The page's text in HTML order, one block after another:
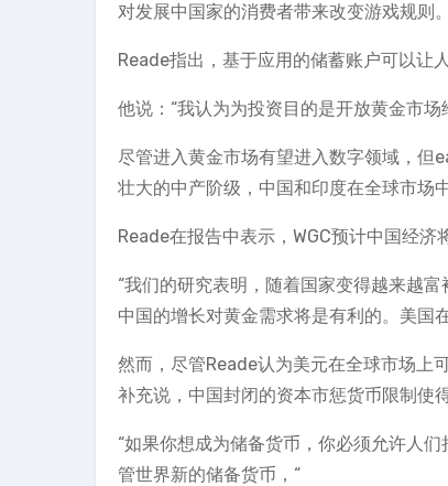
对发展中国家的消费者带来改变游戏规则。
Reade指出，基于应用的储蓄账户可以让
他说：“我认为为投资目的是开放黄金市
尽管进入黄金市场有望进入数字领域，但
壮大的中产阶级，中国和印度在全球市场
Reade在报告中表示，WGC预计中国经济
“我们的研究表明，随着国家变得越来越
中国的增长对黄金需求将是有利的。美国
然而，尽管Reade认为美元在全球市场上
补充说，中国封闭的资本市惩货币限制使
“如果你想成为储备货币，你必须允许人
管世界新的储备货币，“